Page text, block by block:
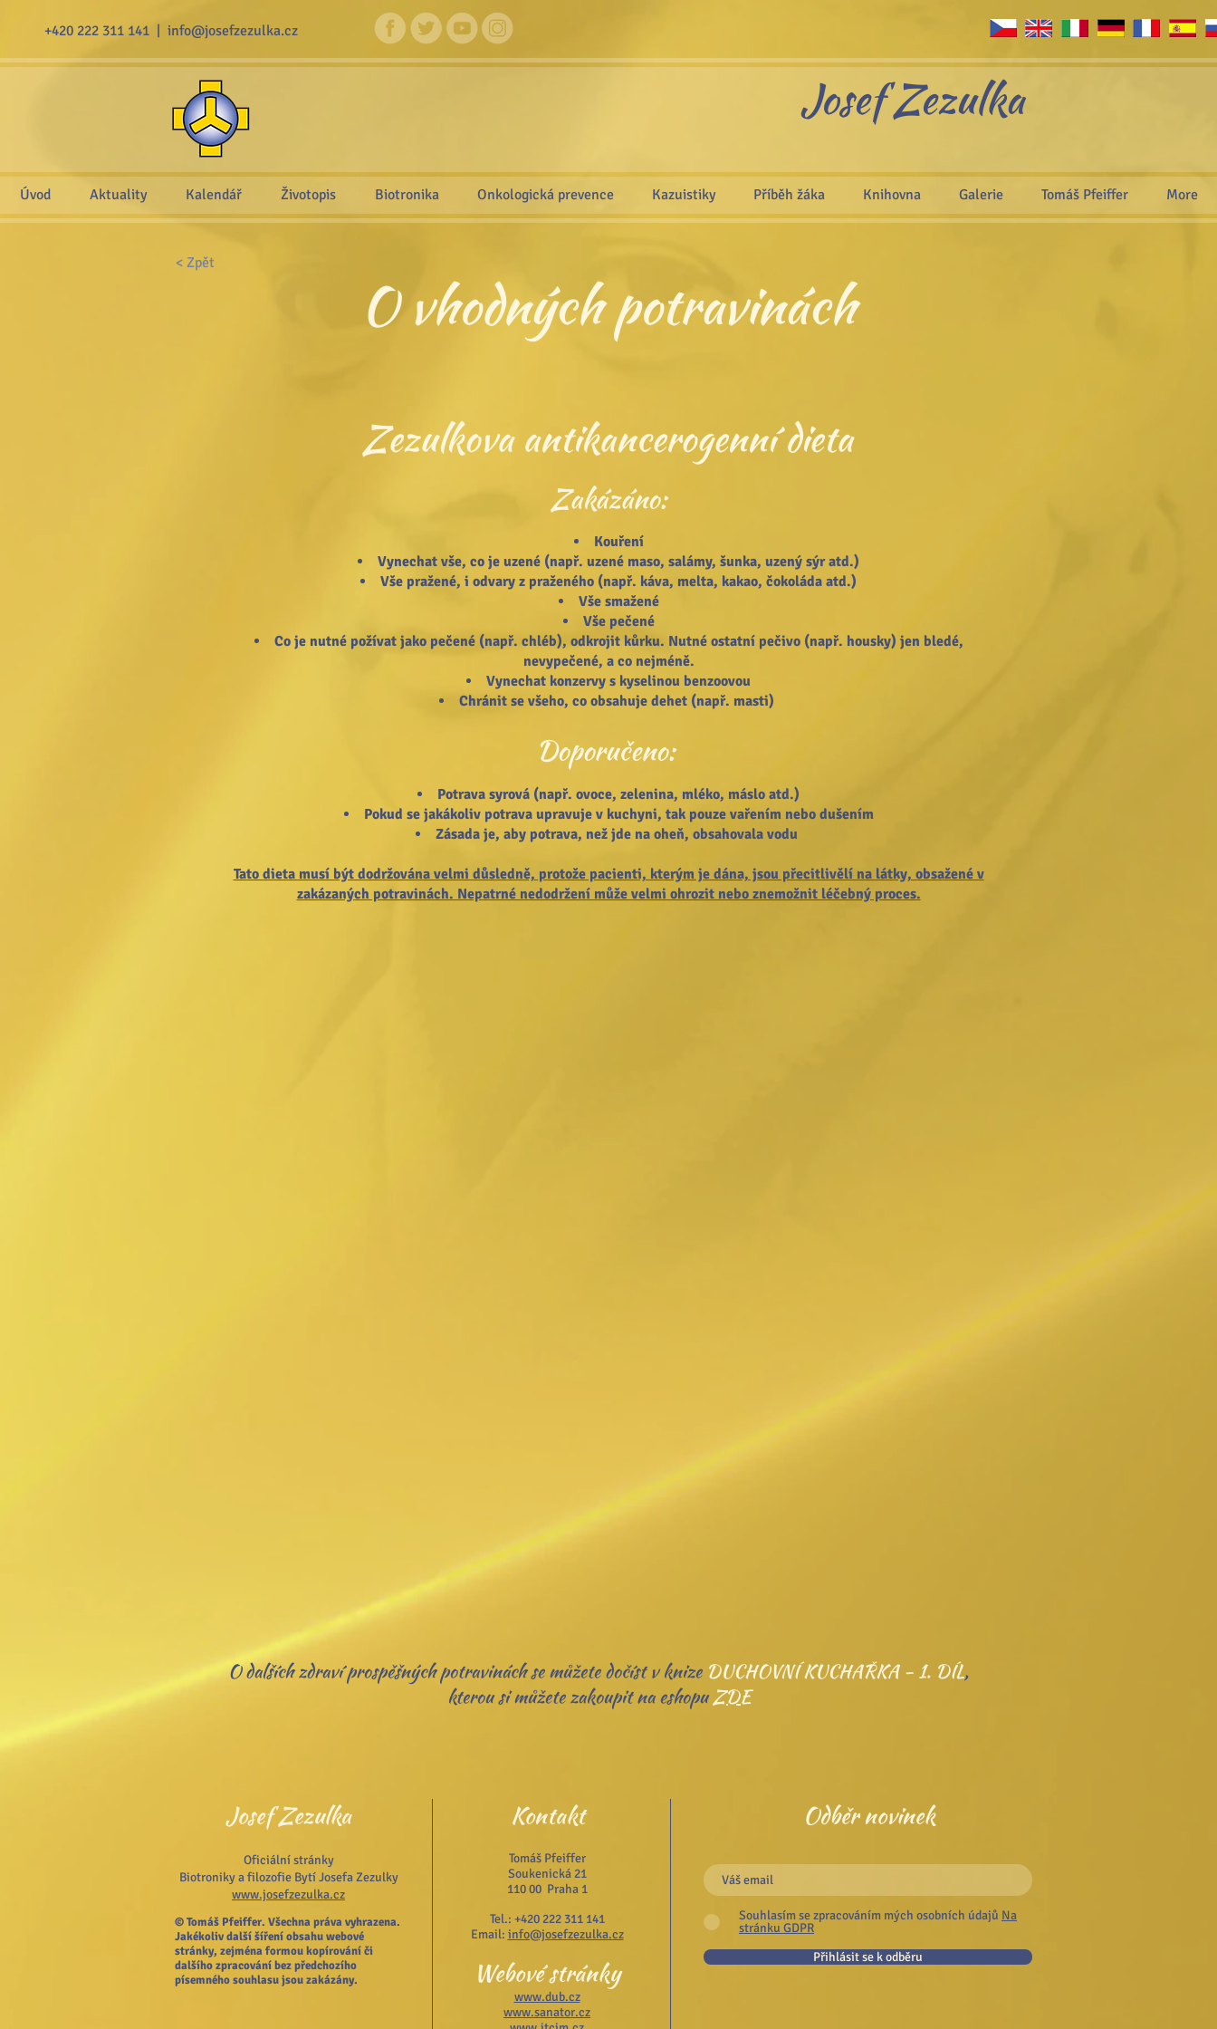
+420 222 311 141 | info@josefzezulka.cz
Josef Zezulka
O vhodných potravinách
< Zpět
Zezulkova antikancerogenní dieta
Zakázáno:
Kouření
Vynechat vše, co je uzené (např. uzené maso, salámy, šunka, uzený sýr atd.)
Vše pražené, i odvary z praženého (např. káva, melta, kakao, čokoláda atd.)
Vše smažené
Vše pečené
Co je nutné požívat jako pečené (např. chléb), odkrojit kůrku. Nutné ostatní pečivo (např. housky) jen bledé,
nevypečené, a co nejméně.
Vynechat konzervy s kyselinou benzoovou
Chránit se všeho, co obsahuje dehet (např. masti)
Doporučeno:
Potrava syrová (např. ovoce, zelenina, mléko, máslo atd.)
Pokud se jakákoliv potrava upravuje v kuchyni, tak pouze vařením nebo dušením
Zásada je, aby potrava, než jde na oheň, obsahovala vodu
Tato dieta musí být dodržována velmi důsledně, protože pacienti, kterým je dána, jsou přecitlivělí na látky, obsažené v
zakázaných potravinách. Nepatrné nedodržení může velmi ohrozit nebo znemožnit léčebný proces.
O dalších zdraví prospěšných potravinách se můžete dočíst v knize DUCHOVNÍ KUCHAŘKA - 1. DÍL,
kterou si můžete zakoupit na eshopuZDE
Úvod Aktuality Kalendář Životopis Biotronika Onkologická prevence Kazuistiky Příběh žáka Knihovna Galerie Tomáš Pfeiffer More
Josef Zezulka
Oficiální stránky
Biotroniky a filozofie Bytí Josefa Zezulky
www.josefzezulka.cz
© Tomáš Pfeiffer. Všechna práva vyhrazena.
Jakékoliv další šíření obsahu webové
stránky, zejména formou kopírování či
dalšího zpracování bez předchozího
písemného souhlasu jsou zakázány.
Kontakt
Tomáš Pfeiffer
Soukenická 21
110 00 Praha 1
Tel.: +420 222 311 141
Email: info@josefzezulka.cz
Webové stránky
www.dub.cz
www.sanator.cz
Odběr novinek
Souhlasím se zpracováním mých osobních údajů Na
stránku GDPR
Přihlásit se k odběru